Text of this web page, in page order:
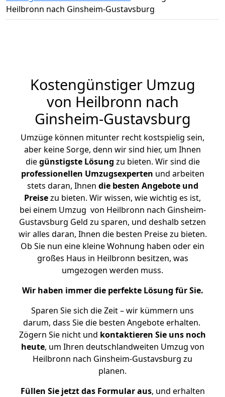
Heilbronn nach Ginsheim-Gustavsburg
Kostengünstiger Umzug
von Heilbronn nach
Ginsheim-Gustavsburg
Umzüge können mitunter recht kostspielig sein,
aber keine Sorge, denn wir sind hier, um Ihnen
diegünstigste Lösung zu bieten. Wir sind die
professionellen Umzugsexperten und arbeiten
stets daran, Ihnen die besten Angebote und
Preisezu bieten. Wir wissen, wie wichtig es ist,
bei einem Umzug von Heilbronn nach Ginsheim-
Gustavsburg Geld zu sparen, und deshalb setzen
wir alles daran, Ihnen die besten Preise zu bieten.
Ob Sie nun eine kleine Wohnung haben oder ein
großes Haus in Heilbronn besitzen, was
umgezogen werden muss.
Wir haben immer die perfekte Lösung für Sie.
Sparen Sie sich die Zeit – wir kümmern uns
darum, dass Sie die besten Angebote erhalten.
Zögern Sie nicht und kontaktieren Sie uns noch
heute, um Ihren deutschlandweiten Umzug von
Heilbronn nach Ginsheim-Gustavsburg zu
planen.
Füllen Sie jetzt das Formular aus, und erhalten